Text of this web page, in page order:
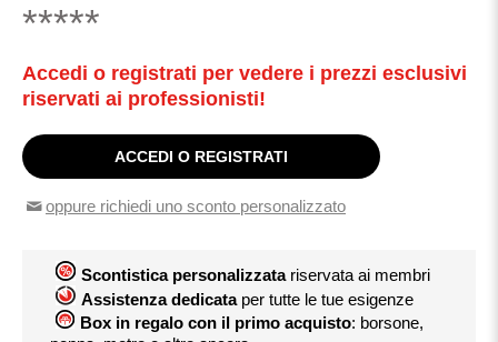
*****
Accedi o registrati per vedere i prezzi esclusivi
riservati ai professionisti!
ACCEDI O REGISTRATI
oppure richiedi uno sconto personalizzato
Scontistica personalizzatariservata ai membri
Assistenza dedicataper tutte le tue esigenze
Box in regalo con il primo acquisto: borsone,